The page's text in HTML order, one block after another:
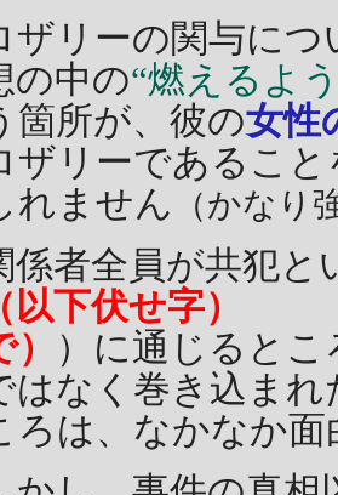
リーの関与につ
の中の“燃えるよ
箇所が、彼の女性
ザリーであるこ
れません （かなり
者全員が共犯と
以下伏せ字）
）に通じると
はなく巻き込ま
ろは、なかなか